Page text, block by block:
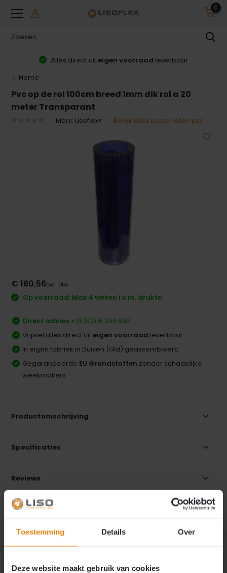
Toestemming Details Over
Deze website maakt gebruik van cookies
0
Alles direct uiteigen voorraad leverbaar
Home
Pvc op de rol 100cm breed 1mm dik rol a 20
meter Transparant
Merk: Lisoflex® Bekijk alles Losse rollen pvc
€ 180,56Excl. btw
Op voorraad: Max 4 weken i.v.m. drukte.
Direct advies +31 (0)316 266 990
Vrijwel alles direct uiteigen voorraad leverbaar
In eigen fabriek in Duiven (Gld) geassembleerd
Gegarandeerde EU Grondstoffen zonder schadelijke
weekmakers
Productomschrijving
Specificaties
Reviews
Delen
MISSCHIEN OOK INTERESSANT?